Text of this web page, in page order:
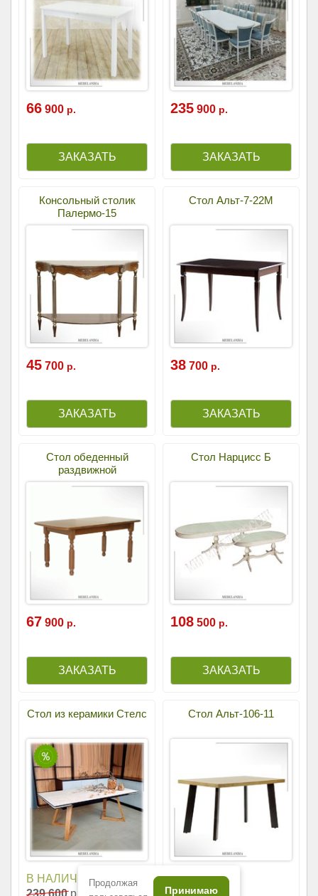
66 900 р. 235 900 р.
Консольный столик
Палермо-15
45 700 р.
Cтол Альт-7-22М
38 700 р.
Стол обеденный
раздвижной
67 900 р.
Стол Нарцисс Б
108 500 р.
Стол из керамики Стелс
В НАЛИЧИИ
239 600р.
Стол Альт-106-11
42 800р.
Продолжая
Принимаю